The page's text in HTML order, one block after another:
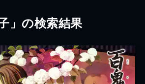
」の検索結果